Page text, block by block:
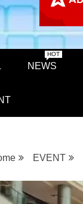
NEWS
HOT
EVENT